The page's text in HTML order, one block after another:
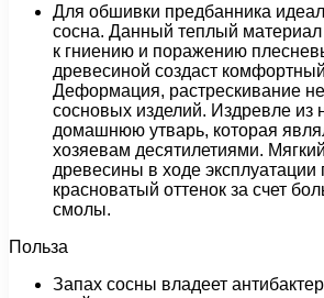
Для обшивки предбанника
сосна. Данный теплый материал
к гниению и поражению
древесиной создаст
Деформация, растрескивание
сосновых изделий. Издревле из
домашнюю утварь, которая
хозяевам десятилетиями.
древесины в ходе эксплуатации
красноватый оттенок за счет
смолы.
Польза
Запах сосны владеет